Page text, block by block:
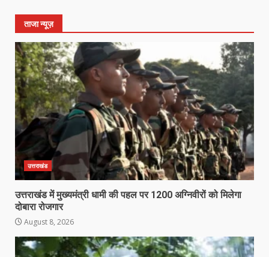
ताजा न्यूज़
उत्तराखंड
उत्तराखंड में मुख्यमंत्री धामी की पहल पर 1200 अग्निवीरों को मिलेगा
दोबारा रोजगार
August 8, 2026